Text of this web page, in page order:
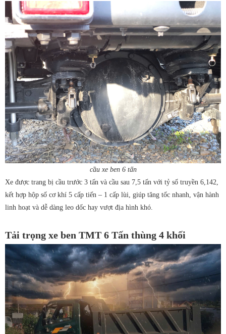
cầu xe ben 6 tấn
Xe được trang bị cầu trước 3 tấn và cầu sau 7,5 tấn với tỷ số truyền 6,142,
kết hợp hộp số cơ khí 5 cấp tiến – 1 cấp lùi, giúp tăng tốc nhanh, vận hành
linh hoạt và dễ dàng leo dốc hay vượt địa hình khó.
Tải trọng xe ben TMT 6 Tấn thùng 4 khối